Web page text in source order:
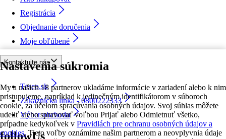
Nastavenia súkromia
My a našich 18 partnerov ukladáme informácie v zariadení alebo k nim
pristupujeme, napríklad k jedinečným identifikátorom v súboroch
cookie, za účelom spracúvania osobných údajov. Svoj súhlas môžete
udeliť alebo spravovať voľbou Prijať alebo Odmietnuť všetko,
prípadne kedykoľvek v Pravidlách pre ochranu osobných údajov a
cookies. Tieto voľby oznámime našim partnerom a neovplyvnia údaje
Registrácia
Objednanie doručenia
Moje obľúbené
Kontaktujte nás
Tesco.sk
Zákaznícka linka - 0800222333
Výber obchodu
followUs